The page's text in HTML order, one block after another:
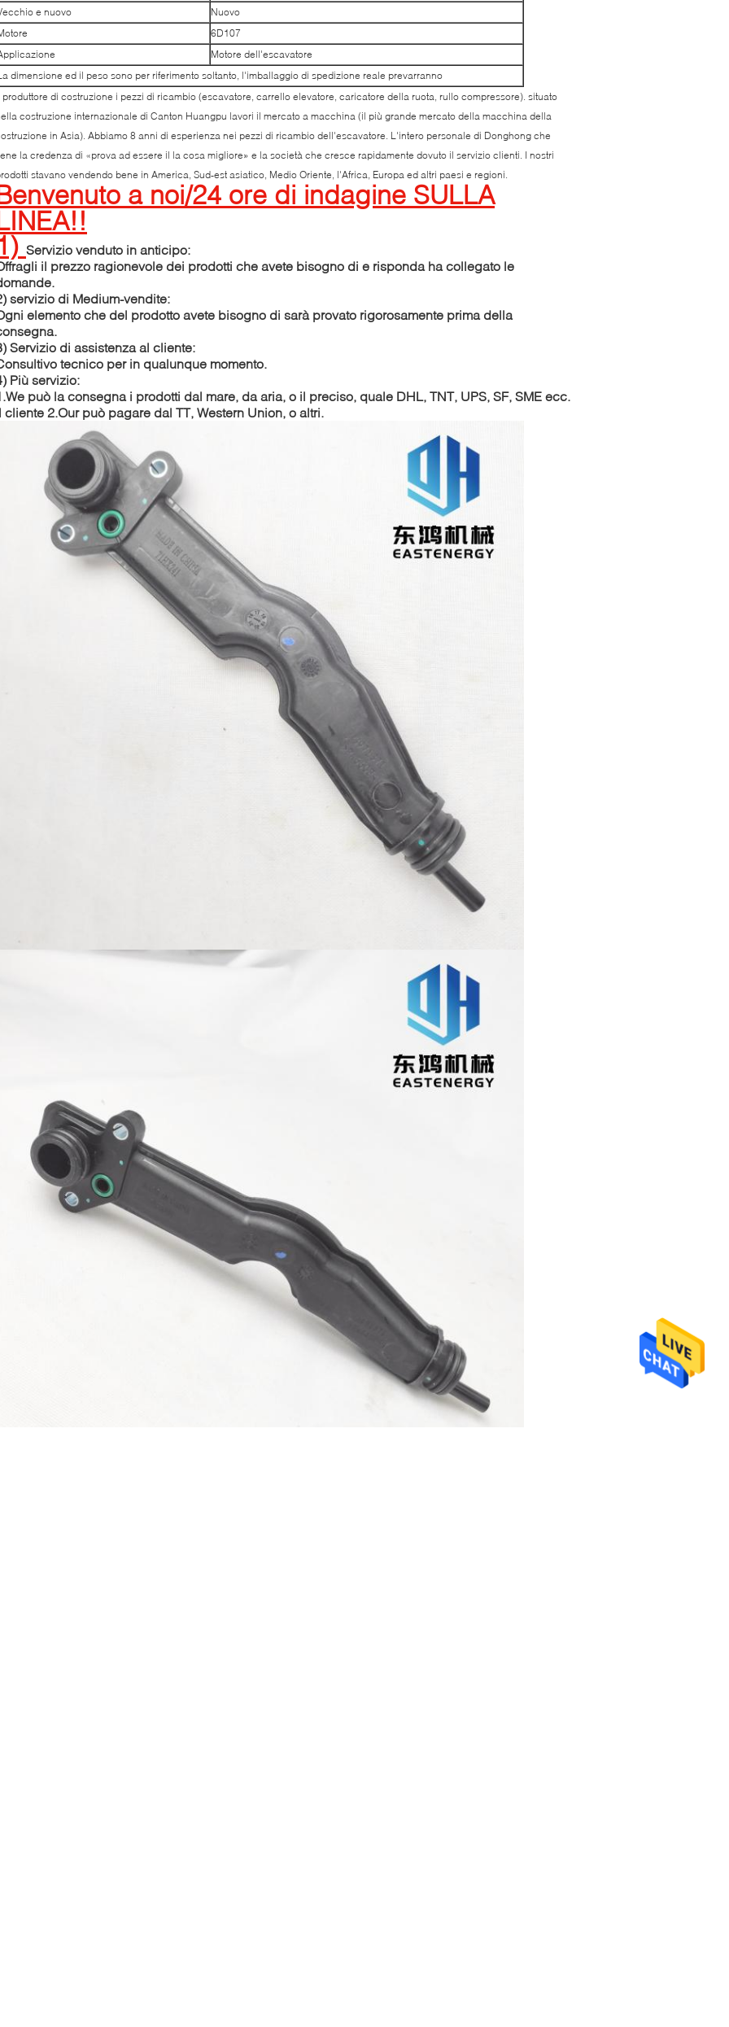
e nuovo
Nuovo
6D107
Motore dell'escavatore
dimensione ed il peso sono per riferimento soltanto, l'imballaggio di spedizione reale prevarranno
produttore di costruzione i pezzi di ricambio (escavatore, carrello elevatore, caricatore della ruota, rullo compressore). situato
costruzione internazionale di Canton Huangpu lavori il mercato a macchina (il più grande mercato della macchina della
in Asia). Abbiamo 8 anni di esperienza nei pezzi di ricambio dell'escavatore. L'intero personale di Donghong che
la credenza di «prova ad essere il la cosa migliore» e la società che cresce rapidamente dovuto il servizio clienti. I nostri
stavano vendendo bene in America, Sud-est asiatico, Medio Oriente, l'Africa, Europa ed altri paesi e regioni.
a noi/24 ore di indagine SULLA
Servizio venduto in anticipo:
il prezzo ragionevole dei prodotti che avete bisogno di e risponda ha collegato le
servizio di Medium-vendite:
elemento che del prodotto avete bisogno di sarà provato rigorosamente prima della
Servizio di assistenza al cliente:
tecnico per in qualunque momento.
Più servizio:
può la consegna i prodotti dal mare, da aria, o il preciso, quale DHL, TNT, UPS, SF, SME ecc.
cliente 2.Our può pagare dal TT, Western Union, o altri.